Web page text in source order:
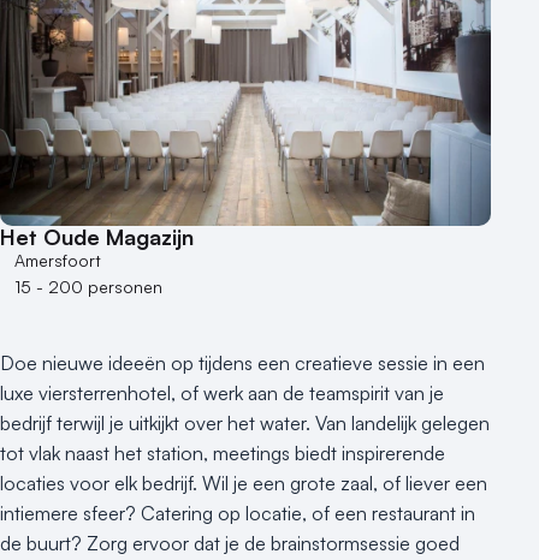
Het Oude Magazijn
Amersfoort
15 - 200 personen
Doe nieuwe ideeën op tijdens een creatieve sessie in een
luxe viersterrenhotel, of werk aan de teamspirit van je
bedrijf terwijl je uitkijkt over het water. Van landelijk gelegen
tot vlak naast het station, meetings biedt inspirerende
locaties voor elk bedrijf. Wil je een grote zaal, of liever een
intiemere sfeer? Catering op locatie, of een restaurant in
de buurt? Zorg ervoor dat je de brainstormsessie goed